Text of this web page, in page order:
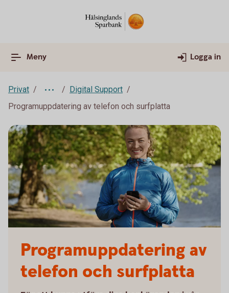
Meny Logga in
Privat
Digital Support
Programuppdatering av telefon och surfplatta
Programuppdatering av
telefon och surfplatta